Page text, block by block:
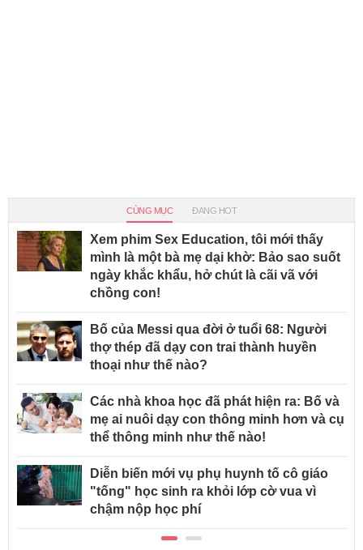
CÙNG MỤC ĐANG HOT
Xem phim Sex Education, tôi mới thấy
mình là một bà mẹ dại khờ: Bảo sao suốt
ngày khắc khẩu, hở chút là cãi vã với
chồng con!
Bố của Messi qua đời ở tuổi 68: Người
thợ thép đã dạy con trai thành huyền
thoại như thế nào?
Các nhà khoa học đã phát hiện ra: Bố và
mẹ ai nuôi dạy con thông minh hơn và cụ
thể thông minh như thế nào!
Diễn biến mới vụ phụ huynh tố cô giáo
"tống" học sinh ra khỏi lớp cờ vua vì
chậm nộp học phí